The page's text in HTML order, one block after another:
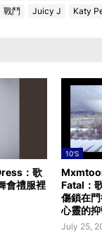
戰鬥 Juicy J Katy
：歌
會禮服裡
10'S
Fatal：
傷鎖在
心靈的
July 25,